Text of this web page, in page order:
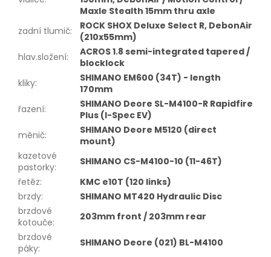
Maxle Stealth 15mm thru axle
zadní tlumič:
ROCK SHOX Deluxe Select R, DebonAir
(210x55mm)
hlav.složení:
ACROS 1.8 semi-integrated tapered /
blocklock
kliky:
SHIMANO EM600 (34T) - length
170mm
řazení:
SHIMANO Deore SL-M4100-R Rapidfire
Plus (I-Spec EV)
měnič:
SHIMANO Deore M5120 (direct
mount)
kazetové
pastorky:
SHIMANO CS-M4100-10 (11-46T)
řetěz:
KMC e10T (120 links)
brzdy:
SHIMANO MT420 Hydraulic Disc
brzdové
kotouče:
203mm front / 203mm rear
brzdové
páky:
SHIMANO Deore (021) BL-M4100